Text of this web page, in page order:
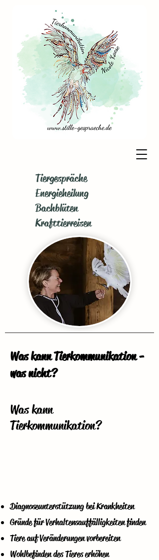
Tiergespräche
Energieheilung
Bachblüten
Krafttierreisen
Was kann Tierkommunikation -
was nicht?
Was kann
Tierkommunikation?
Diagnoseunterstützung bei Krankheiten
Gründe für Verhaltensauffälligkeiten finden
Tiere auf Veränderungen vorbereiten
Wohlbefinden des Tieres erhöhen